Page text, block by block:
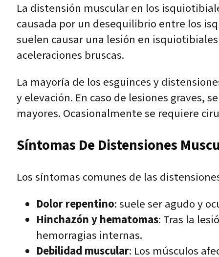
La distensión muscular en los
causada por un desequilibrio entre los
suelen causar una lesión en
aceleraciones bruscas.
La mayoría de los esguinces y
y elevación. En caso de lesiones graves,
mayores. Ocasionalmente se requiere
Síntomas De Distensiones
Los síntomas comunes de las
Dolor repentino: suele ser agudo y
Hinchazón y hematomas: Tras la
hemorragias internas.
Debilidad muscular: Los músculos